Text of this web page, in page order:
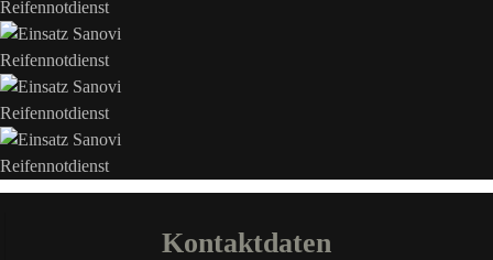
Kontaktdaten